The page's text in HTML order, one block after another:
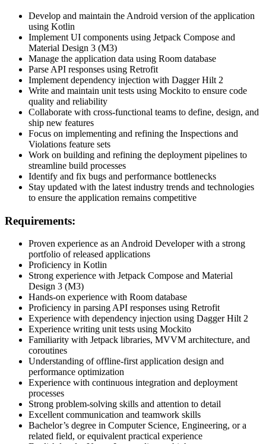
Develop and maintain the Android version of the application
using Kotlin
Implement UI components using Jetpack Compose and
Material Design 3 (M3)
Manage the application data using Room database
Parse API responses using Retrofit
Implement dependency injection with Dagger Hilt 2
Write and maintain unit tests using Mockito to ensure code
quality and reliability
Collaborate with cross-functional teams to define, design, and
ship new features
Focus on implementing and refining the Inspections and
Violations feature sets
Work on building and refining the deployment pipelines to
streamline build processes
Identify and fix bugs and performance bottlenecks
Stay updated with the latest industry trends and technologies
to ensure the application remains competitive
Requirements:
Proven experience as an Android Developer with a strong
portfolio of released applications
Proficiency in Kotlin
Strong experience with Jetpack Compose and Material
Design 3 (M3)
Hands-on experience with Room database
Proficiency in parsing API responses using Retrofit
Experience with dependency injection using Dagger Hilt 2
Experience writing unit tests using Mockito
Familiarity with Jetpack libraries, MVVM architecture, and
coroutines
Understanding of offline-first application design and
performance optimization
Experience with continuous integration and deployment
processes
Strong problem-solving skills and attention to detail
Excellent communication and teamwork skills
Bachelor’s degree in Computer Science, Engineering, or a
related field, or equivalent practical experience